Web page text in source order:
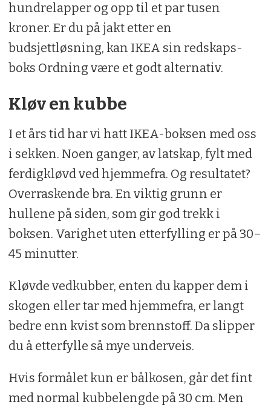
hundrelapper og opp til et par tusen
kroner. Er du på jakt etter en
budsjettløsning, kan IKEA sin redskaps-
boks Ordning være et godt alternativ.
Kløv en kubbe
I et års tid har vi hatt IKEA-boksen med oss
i sekken. Noen ganger, av latskap, fylt med
ferdigkløvd ved hjemmefra. Og resultatet?
Overraskende bra. En viktig grunn er
hullene på siden, som gir god trekk i
boksen. Varighet uten etterfylling er på 30–
45 minutter.
Kløvde vedkubber, enten du kapper dem i
skogen eller tar med hjemmefra, er langt
bedre enn kvist som brennstoff. Da slipper
du å etterfylle så mye underveis.
Hvis formålet kun er bålkosen, går det fint
med normal kubbelengde på 30 cm. Men